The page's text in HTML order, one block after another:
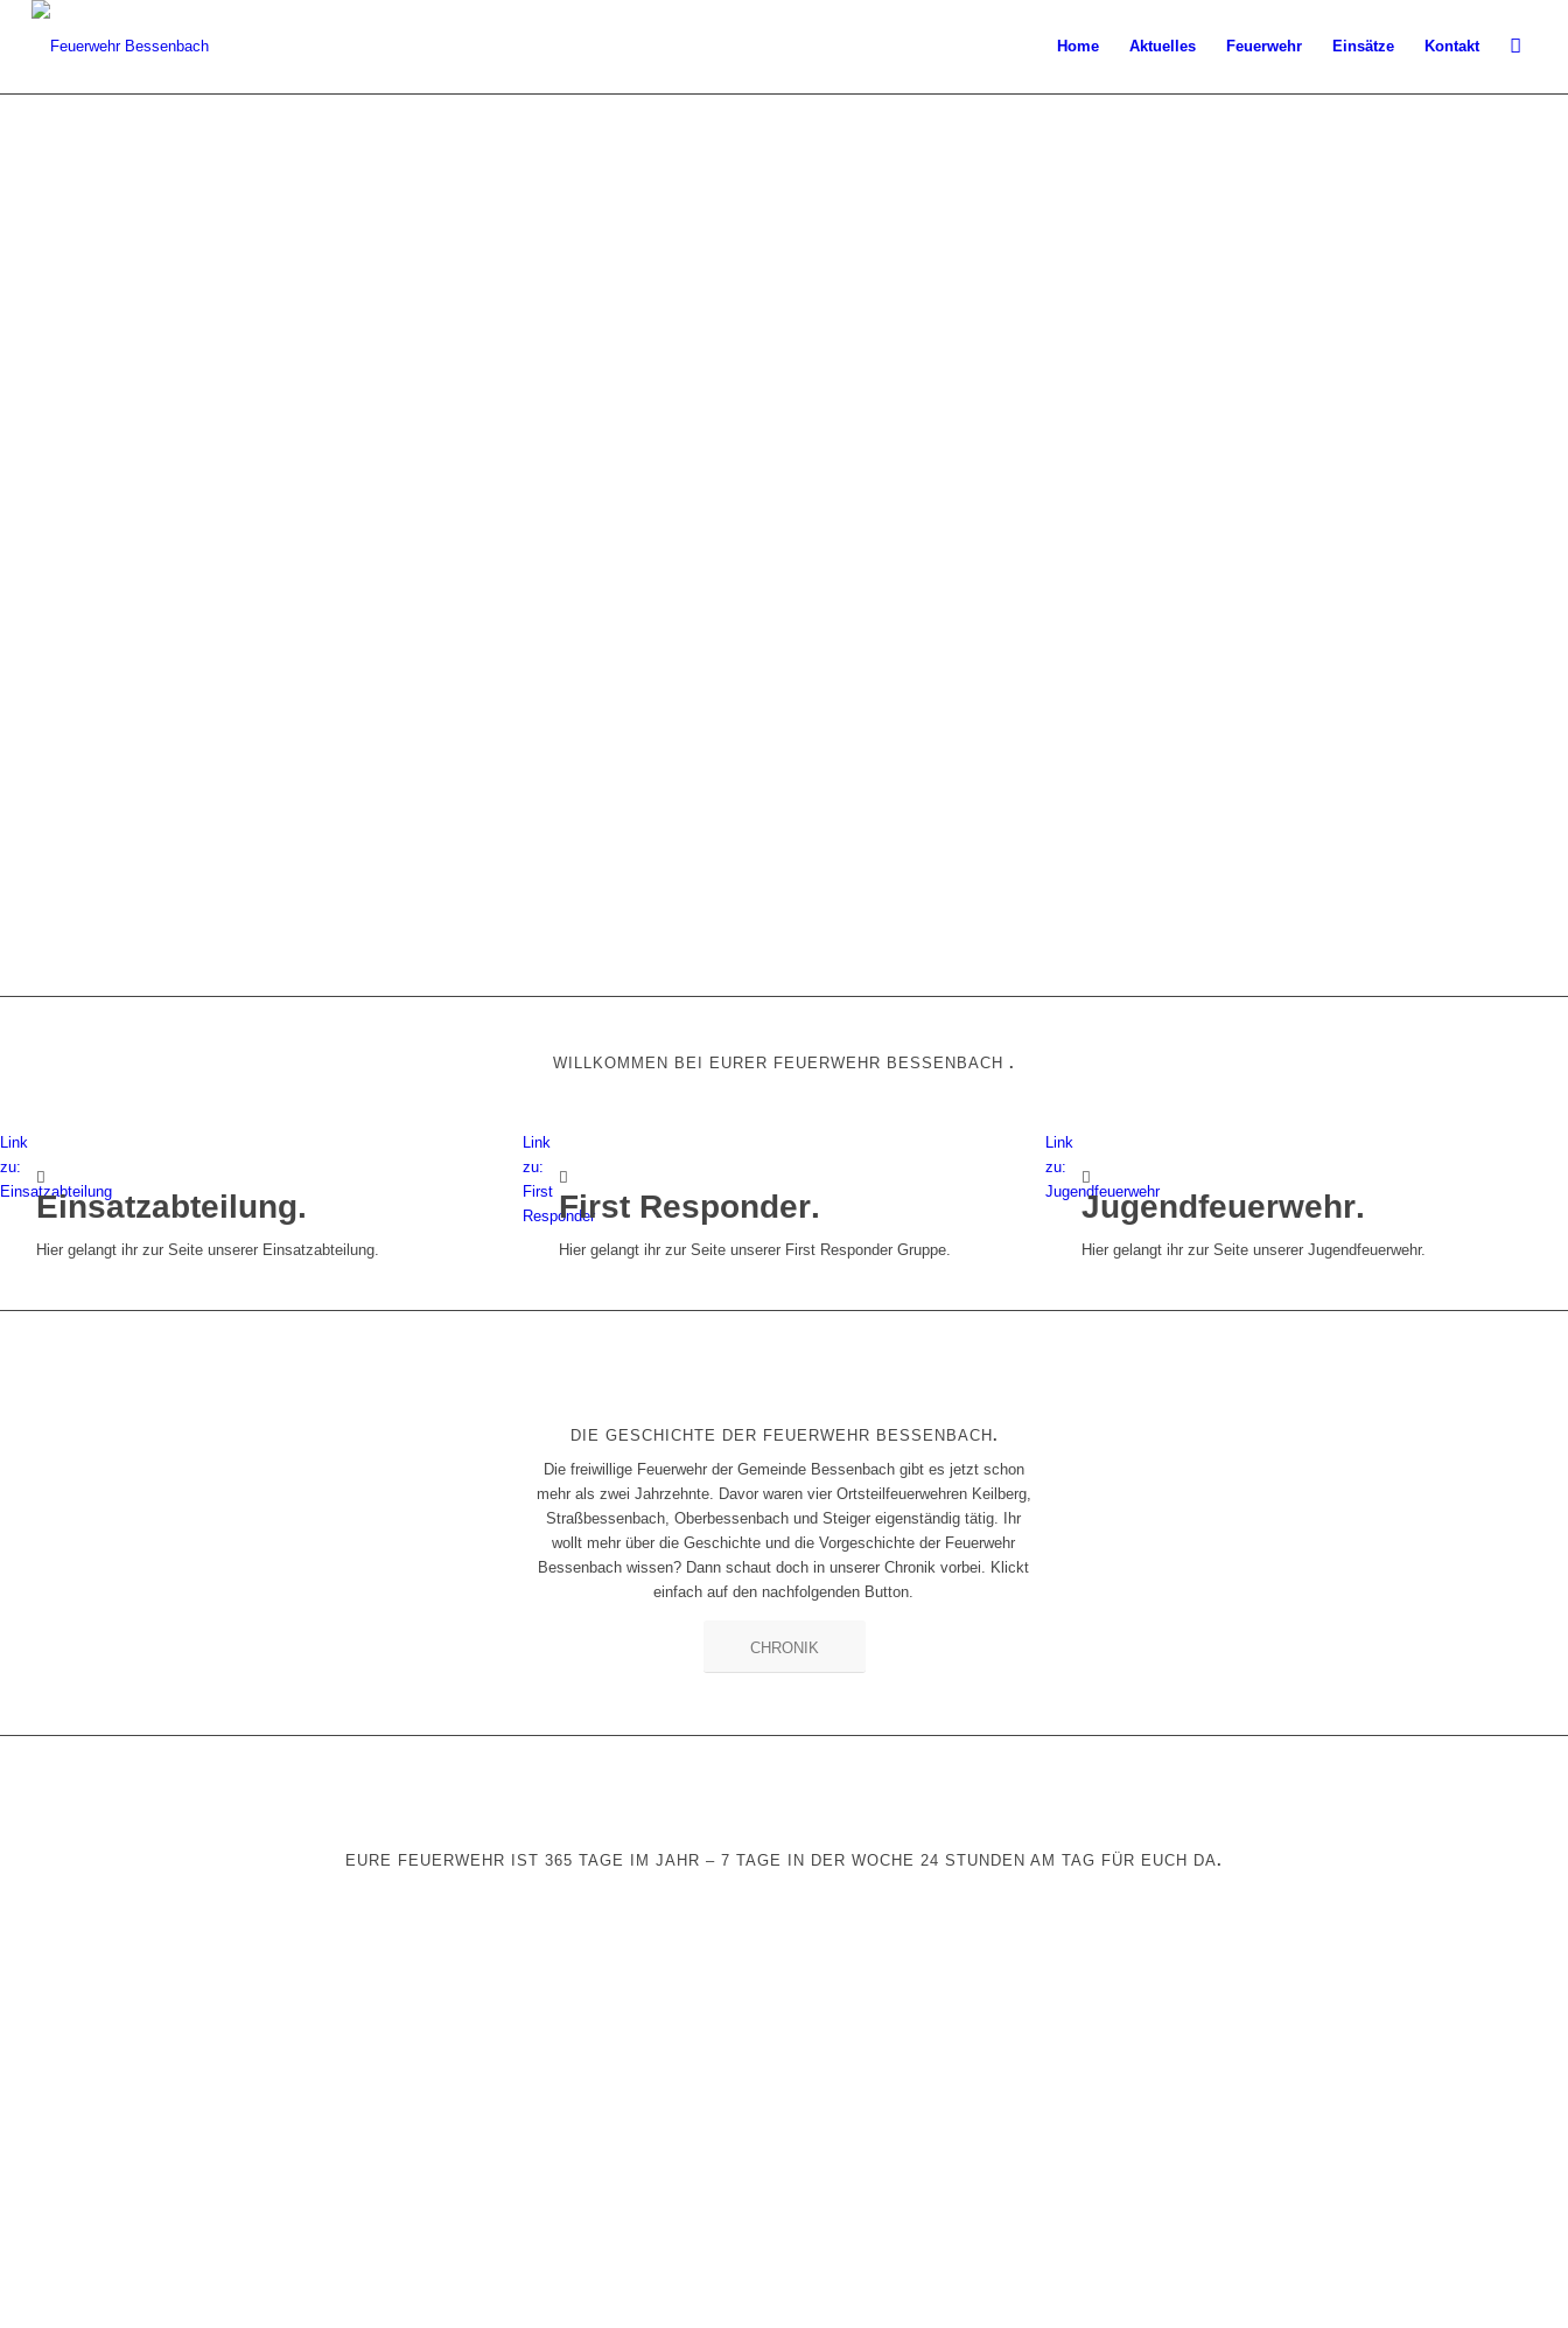
Home Aktuelles Feuerwehr Einsätze Kontakt
WILLKOMMEN BEI EURER FEUERWEHR BESSENBACH .
Link
zu:
Einsatzabteilung
Einsatzabteilung.
Hier gelangt ihr zur Seite unserer Einsatzabteilung.
Link
zu:
First
ResponderFirst Responder.
Hier gelangt ihr zur Seite unserer First Responder Gruppe.
Link
zu:
Jugendfeuerwehr
Jugendfeuerwehr.
Hier gelangt ihr zur Seite unserer Jugendfeuerwehr.
DIE GESCHICHTE DER FEUERWEHR BESSENBACH .
Die freiwillige Feuerwehr der Gemeinde Bessenbach gibt es jetzt schon
mehr als zwei Jahrzehnte. Davor waren vier Ortsteilfeuerwehren Keilberg,
Straßbessenbach, Oberbessenbach und Steiger eigenständig tätig. Ihr
wollt mehr über die Geschichte und die Vorgeschichte der Feuerwehr
Bessenbach wissen? Dann schaut doch in unserer Chronik vorbei. Klickt
einfach auf den nachfolgenden Button.
CHRONIK
EURE FEUERWEHR IST 365 TAGE IM JAHR – 7 TAGE IN DER WOCHE 24 STUNDEN AM TAG FÜR EUCH DA.